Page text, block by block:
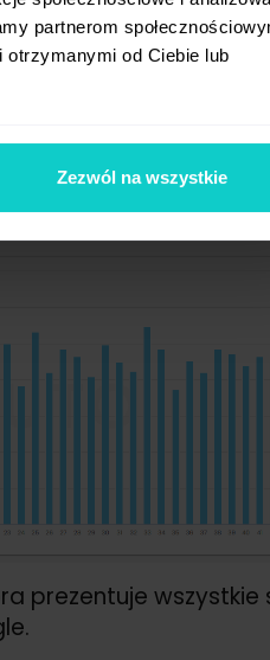
partnerom
od Ciebie lub
Zezwól na wszystkie
które
prezentuje wszystkie